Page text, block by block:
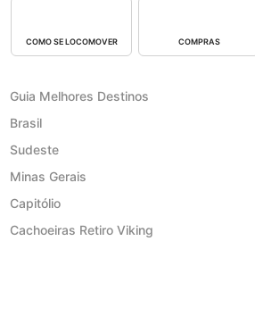
COMO SE LOCOMOVER COMPRAS
Guia Melhores Destinos
Brasil
Sudeste
Minas Gerais
Capitólio
Cachoeiras Retiro Viking